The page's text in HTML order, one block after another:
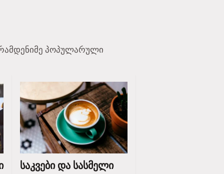
რამდენიმე პოპულარული
საკვები და სასმელი